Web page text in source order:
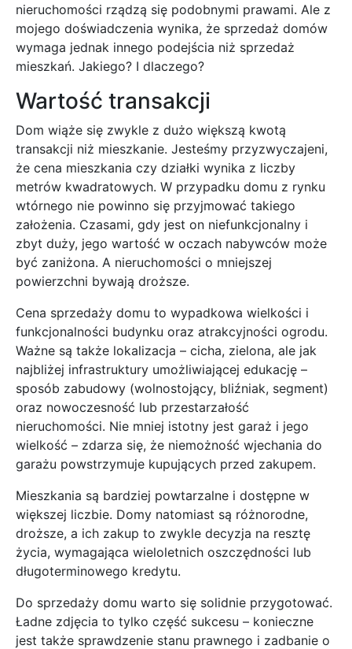
nieruchomości rządzą się podobnymi prawami. Ale z
mojego doświadczenia wynika, że sprzedaż domów
wymaga jednak innego podejścia niż sprzedaż
mieszkań. Jakiego? I dlaczego?
Wartość transakcji
Dom wiąże się zwykle z dużo większą kwotą
transakcji niż mieszkanie. Jesteśmy przyzwyczajeni,
że cena mieszkania czy działki wynika z liczby
metrów kwadratowych. W przypadku domu z rynku
wtórnego nie powinno się przyjmować takiego
założenia. Czasami, gdy jest on niefunkcjonalny i
zbyt duży, jego wartość w oczach nabywców może
być zaniżona. A nieruchomości o mniejszej
powierzchni bywają droższe.
Cena sprzedaży domu to wypadkowa wielkości i
funkcjonalności budynku oraz atrakcyjności ogrodu.
Ważne są także lokalizacja – cicha, zielona, ale jak
najbliżej infrastruktury umożliwiającej edukację –
sposób zabudowy (wolnostojący, bliźniak, segment)
oraz nowoczesność lub przestarzałość
nieruchomości. Nie mniej istotny jest garaż i jego
wielkość – zdarza się, że niemożność wjechania do
garażu powstrzymuje kupujących przed zakupem.
Mieszkania są bardziej powtarzalne i dostępne w
większej liczbie. Domy natomiast są różnorodne,
droższe, a ich zakup to zwykle decyzja na resztę
życia, wymagająca wieloletnich oszczędności lub
długoterminowego kredytu.
Do sprzedaży domu warto się solidnie przygotować.
Ładne zdjęcia to tylko część sukcesu – konieczne
jest także sprawdzenie stanu prawnego i zadbanie o